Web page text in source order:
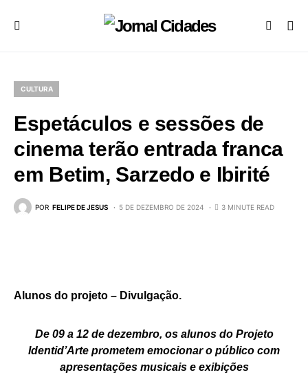
CULTURA
Espetáculos e sessões de
cinema terão entrada franca
em Betim, Sarzedo e Ibirité
POR FELIPE DE JESUS 5 DE DEZEMBRO DE 2024 3 MINUTE READ
Alunos do projeto – Divulgação.
De 09 a 12 de dezembro, os alunos do Projeto
Identid’Arte prometem emocionar o público com
apresentações musicais e exibições